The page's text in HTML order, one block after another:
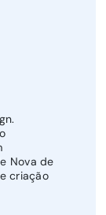
Nova de
criação